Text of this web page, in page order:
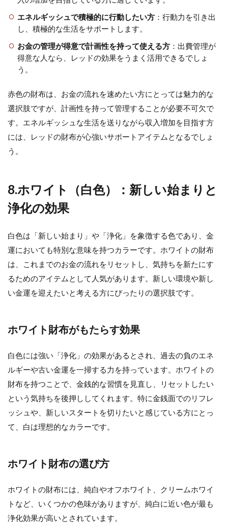
エネルギッシュで積極的に行動したい方：行動力を引き出
し、積極的な生活をサポートします。
お金の管理が得意で計画性を持って使える方：出費管理が
得意な人なら、レッドの効果をうまく活用できるでしょ
う。
赤色の財布は、お金の流れを速めたい方にとっては魅力的な
選択肢ですが、計画性を持って管理することが必要不可欠で
す。エネルギッシュな生活を送りながら収入増加を目指す方
には、レッドの財布が心強いサポートアイテムとなるでしょ
う。
8.ホワイト（白色）：新しい始まりと
浄化の効果
白色は「新しい始まり」や「浄化」を象徴する色であり、金
運においても特別な意味を持つカラーです。ホワイトの財布
は、これまでのお金の流れをリセットし、気持ちを新たにす
るためのアイテムとして人気があります。新しい環境や新し
い金運を迎えたいと考える方にぴったりの選択肢です。
ホワイト財布がもたらす効果
白色には強い「浄化」の効果があるとされ、過去の負のエネ
ルギーや古い金運を一掃する力を持っています。ホワイトの
財布を持つことで、金銭的な習慣を見直し、リセットしたい
という気持ちを後押ししてくれます。特に金銭面でのリフレ
ッシュや、新しいスタートを切りたいと感じている方にとっ
て、白は理想的なカラーです。
ホワイト財布の選び方
ホワイトの財布には、純白やオフホワイト、クリームホワイ
トなど、いくつかの色味がありますが、純白に近い色が最も
浄化効果が高いとされています。